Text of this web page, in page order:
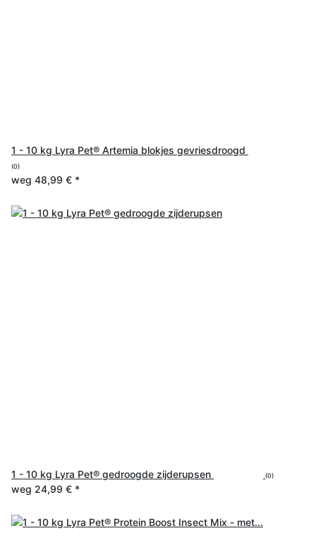
1 - 10 kg Lyra Pet® Artemia blokjes gevriesdroogd
(0)
weg 48,99 € *
1 - 10 kg Lyra Pet® gedroogde zijderupsen (0)
weg 24,99 € *